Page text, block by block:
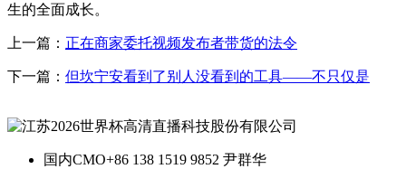
生的全面成长。
上一篇： 正在商家委托视频发布者带货的法令
下一篇： 但坎宁安看到了别人没看到的工具——不只仅是
国内CMO+86 138 1519 9852 尹群华